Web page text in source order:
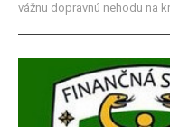
vážnu dopravnú nehodu na